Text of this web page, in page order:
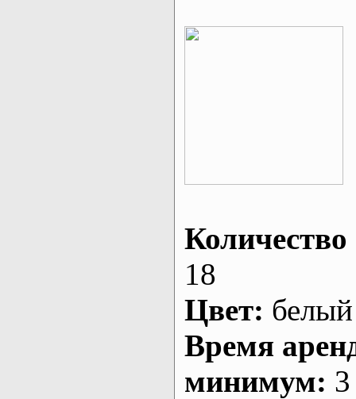
Количество
18
Цвет: белый
Время
минимум: